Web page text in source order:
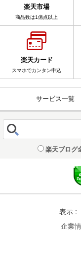
楽天市場
商品数は1億点以上
楽天カード
スマホでカンタン申込
サービス一覧
楽天ブログ
表示 :
企業